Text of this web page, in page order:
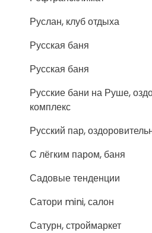
Руслан, клуб отдыха
Русская баня
Русская баня
Русские бани на Руше,
комплекс
Русский пар,
С лёгким паром, баня
Садовые тенденции
Сатори mini, салон
Сатурн, строймаркет